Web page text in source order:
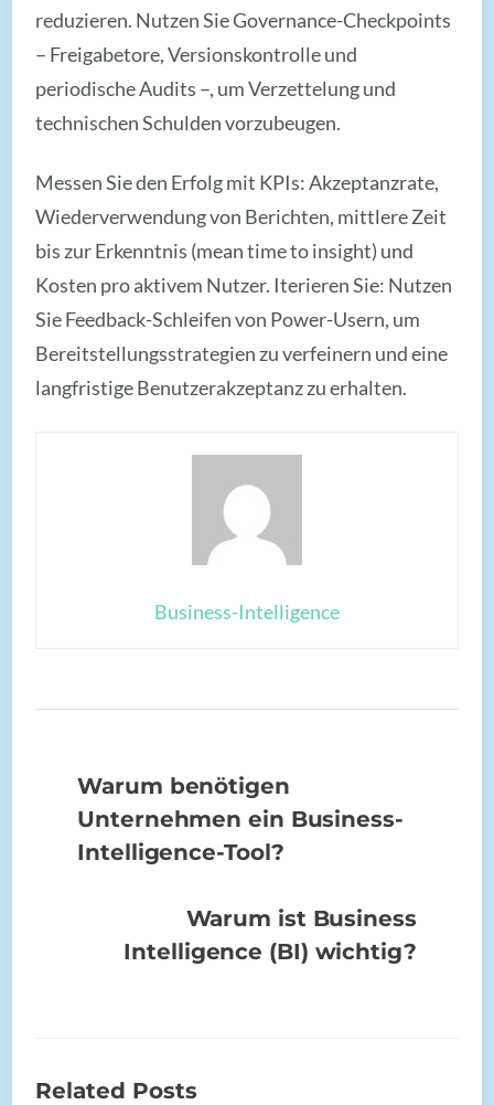
reduzieren. Nutzen Sie Governance-Checkpoints
– Freigabetore, Versionskontrolle und
periodische Audits –, um Verzettelung und
technischen Schulden vorzubeugen.
Messen Sie den Erfolg mit KPIs: Akzeptanzrate,
Wiederverwendung von Berichten, mittlere Zeit
bis zur Erkenntnis (mean time to insight) und
Kosten pro aktivem Nutzer. Iterieren Sie: Nutzen
Sie Feedback-Schleifen von Power-Usern, um
Bereitstellungsstrategien zu verfeinern und eine
langfristige Benutzerakzeptanz zu erhalten.
Business-Intelligence
Warum benötigen
Unternehmen ein Business-
Intelligence-Tool?
Warum ist Business
Intelligence (BI) wichtig?
Related Posts